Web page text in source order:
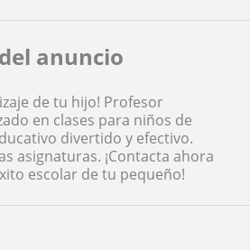
anuncio
de tu hijo! Profesor
en clases para niños de
divertido y efectivo.
asignaturas. ¡Contacta ahora
escolar de tu pequeño!